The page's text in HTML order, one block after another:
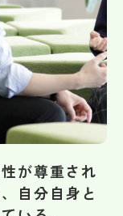
が尊重され
自分自身と